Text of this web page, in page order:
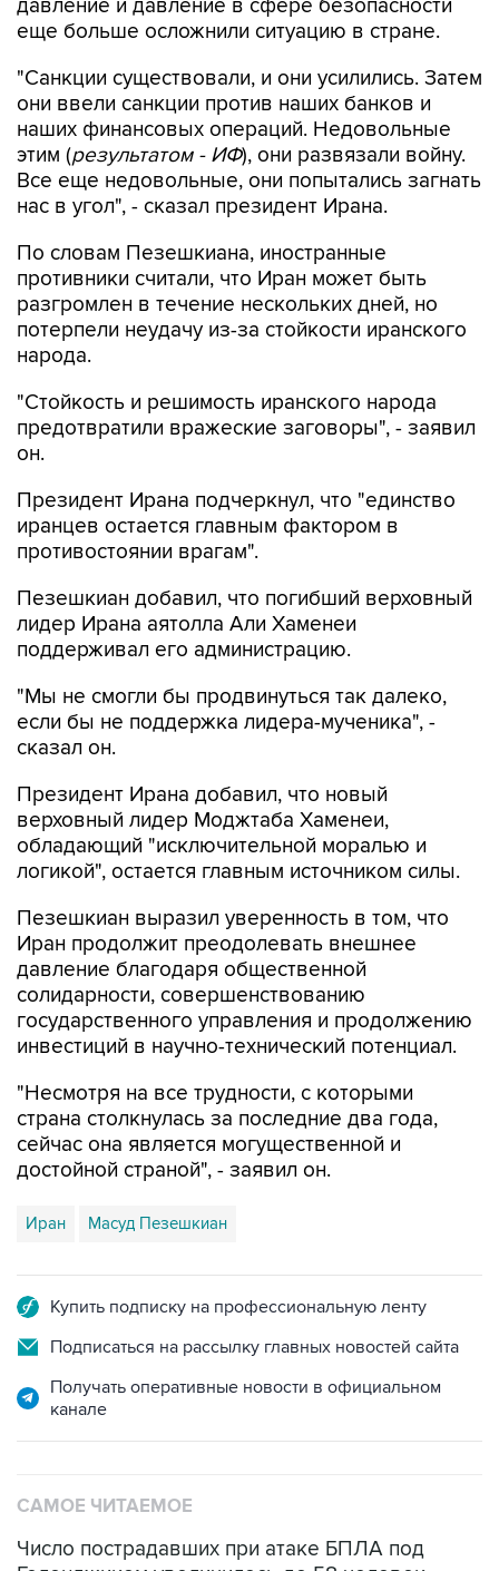
"Санкции существовали, и они усилились. Затем
наших финансовых операций. Недовольные
этим (результатом - ИФ), они развязали войну.
Все еще недовольные, они попытались загнать
нас в угол", - сказал президент Ирана.
По словам Пезешкиана, иностранные
разгромлен в течение нескольких дней, но
потерпели неудачу из-за стойкости иранского
народа.
"Стойкость и решимость иранского народа
он.
Президент Ирана подчеркнул, что "единство
противостоянии врагам".
Пезешкиан добавил, что погибший верховный
поддерживал его администрацию.
"Мы не смогли бы продвинуться так далеко,
сказал он.
Президент Ирана добавил, что новый
обладающий "исключительной моралью и
логикой", остается главным источником силы.
Пезешкиан выразил уверенность в том, что
давление благодаря общественной
солидарности, совершенствованию
государственного управления и продолжению
инвестиций в научно-технический потенциал.
"Несмотря на все трудности, с которыми
сейчас она является могущественной и
достойной страной", - заявил он.
Иран Масуд Пезешкиан
Подписаться на рассылку главных новостей сайта
Получать оперативные новости в официальном
Число пострадавших при атаке БПЛА под